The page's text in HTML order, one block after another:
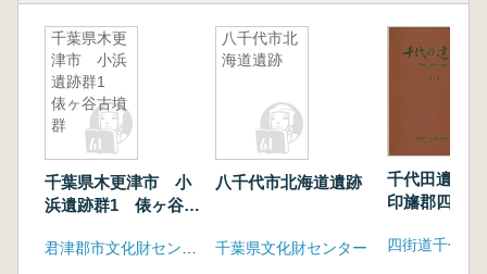
千葉県木更
津市 小浜
遺跡群1
俵ヶ谷古墳
群
千葉県木更津市 小
浜遺跡群1 俵ヶ谷古
八千代市北
海道遺跡
八千代市北海道遺跡
千葉県文化財センター
千代田遺跡
印旛郡四街